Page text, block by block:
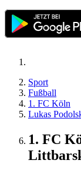
Sport
Fußball
1. FC Köln
Lukas
1. FC